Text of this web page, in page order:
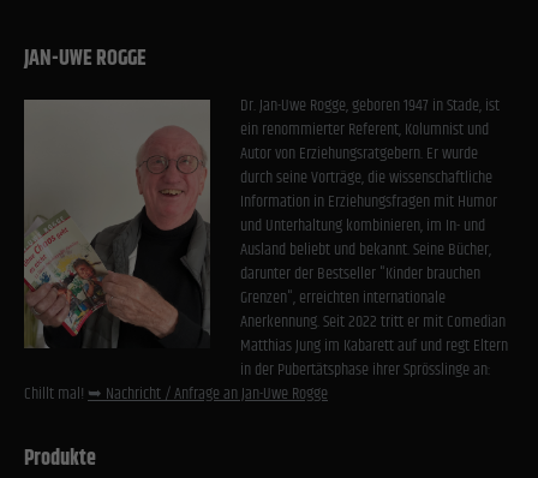
JAN-UWE ROGGE
Dr. Jan-Uwe Rogge, geboren 1947 in Stade, ist
ein renommierter Referent, Kolumnist und
Autor von Erziehungsratgebern. Er wurde
durch seine Vorträge, die wissenschaftliche
Information in Erziehungsfragen mit Humor
und Unterhaltung kombinieren, im In- und
Ausland beliebt und bekannt. Seine Bücher,
darunter der Bestseller "Kinder brauchen
Grenzen", erreichten internationale
Anerkennung. Seit 2022 tritt er mit Comedian
Matthias Jung im Kabarett auf und regt Eltern
in der Pubertätsphase ihrer Sprösslinge an:
Chillt mal!➥ Nachricht / Anfrage an Jan-Uwe Rogge
Produkte